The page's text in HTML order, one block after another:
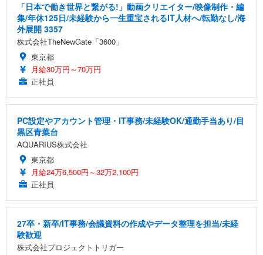
「日本で働き世界と繋がる!」動画クリエイター/映像制作・編
集/年休125日/未経験から一生重宝されるIT人材へ/転勤なし/海
外展開 3357
株式会社TheNewGate「3600」
東京都
月給30万円～70万円
正社員
PC設定やアカウント管理・IT事務/未経験OK/通勤手当あり/目
黒区青葉台
AQUARIUS株式会社
東京都
月給24万6,500円～32万2,100円
正社員
27卒・新卒/IT事務/会議資料の作成やデータ整理を担当/未経
験歓迎
株式会社プロジェクトトリガー